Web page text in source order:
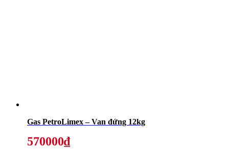
Gas PetroLimex – Van đứng 12kg
570000₫